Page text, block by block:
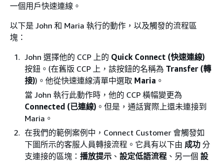
一個用戶快速連線。
以下是 John 和 Maria 執行的動作，以及觸發的流程區
塊：
John 選擇他的 CCP 上的 Quick Connect (快速連線)
按鈕。(在舊版 CCP 上，該按鈕的名稱為 Transfer (轉
接))。他從快速連線清單中選取 Maria 。
當 John 執行此動作時，他的 CCP 橫幅變更為
Connected (已連線) 。但是，通話實際上還未連接到
Maria。
在我們的範例案例中，Connect Customer 會觸發如
下圖所示的客服人員轉接流程。它具有以下由 成功 分
支連接的區塊： 播放提示 、 設定低語流程 、另一個 設